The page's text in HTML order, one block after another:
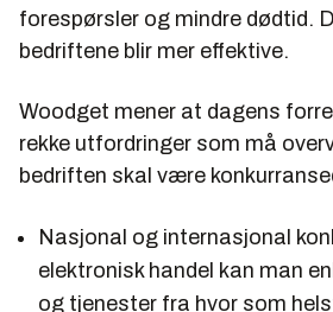
forespørsler og mindre dødtid.
bedriftene blir mer effektive.
Woodget mener at dagens
rekke utfordringer som må
bedriften skal være
Nasjonal og internasjonal
elektronisk handel kan man
og tjenester fra hvor som